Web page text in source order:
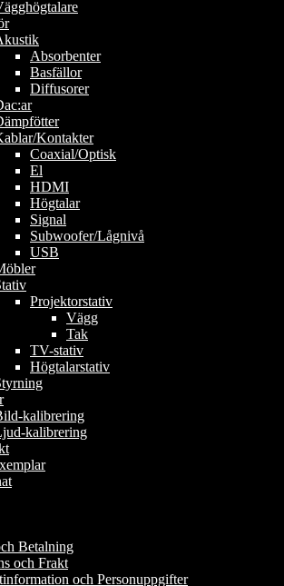
Absorbenter
Basfällor
Diffusorer
Kontakter
Coaxial/Optisk
El
HDMI
Högtalar
Signal
Subwoofer/Lågnivå
USB
Projektorstativ
Vägg
Tak
TV-stativ
Högtalarstativ
kalibrering
kalibrering
Betalning
och Frakt
och Personuppgifter